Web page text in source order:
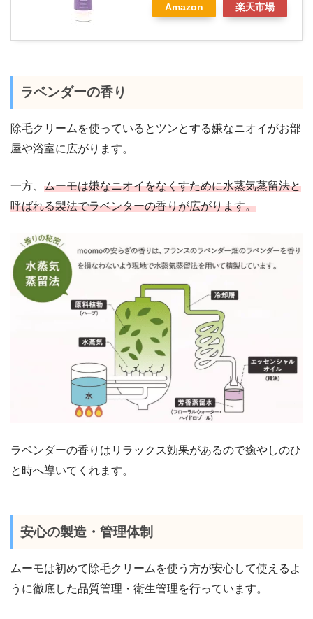
Amazon 楽天市場
ラベンダーの香り
除毛クリームを使っているとツンとする嫌なニオイがお部
屋や浴室に広がります。
一方、 ムーモは嫌なニオイをなくすために水蒸気蒸留法と
呼ばれる製法でラベンターの香りが広がります。
ラベンダーの香りはリラックス効果があるので癒やしのひ
と時へ導いてくれます。
安心の製造・管理体制
ムーモは初めて除毛クリームを使う方が安心して使えるよ
うに徹底した品質管理・衛生管理を行っています。